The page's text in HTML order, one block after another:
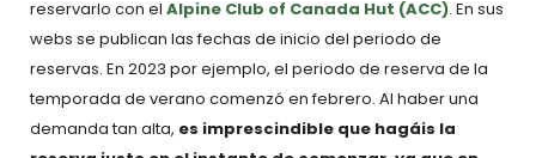
reservarlo con el Alpine Club of Canada Hut (ACC). En sus
webs se publican las fechas de inicio del periodo de
reservas. En 2023 por ejemplo, el periodo de reserva de la
temporada de verano comenzó en febrero. Al haber una
demanda tan alta, es imprescindible que hagáis la